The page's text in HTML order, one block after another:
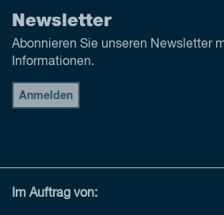
Newsletter
Abonnieren Sie unseren Newsletter
Informationen.
Anmelden
Im Auftrag von: